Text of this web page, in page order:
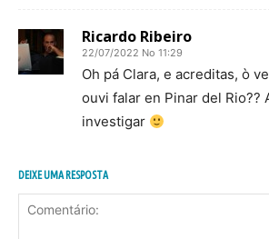
Ricardo Ribeiro
22/07/2022 No 11:29
Oh pá Clara, e acreditas, ò
ouvi falar en Pinar del Rio??
investigar
DEIXE UMA RESPOSTA